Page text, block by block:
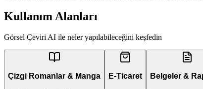
Kullanım Alanları
Görsel Çeviri AI ile neler yapılabileceğini keşfedin
Çizgi Romanlar & Manga E-Ticaret Belgeler &